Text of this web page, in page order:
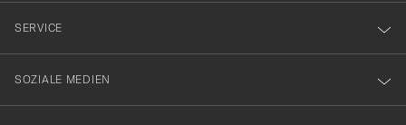
nyhetsbrev!
SERVICE
SOZIALE MEDIEN